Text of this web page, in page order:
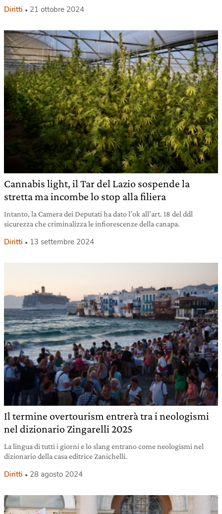
Diritti 21 ottobre 2024
Cannabis light, il Tar del Lazio sospende la
stretta ma incombe lo stop alla filiera
Intanto, la Camera dei Deputati ha dato l’ok all’art. 18 del ddl
sicurezza che criminalizza le infiorescenze della canapa.
Diritti 13 settembre 2024
Il termine overtourism entrerà tra i neologismi
nel dizionario Zingarelli 2025
La lingua di tutti i giorni e lo slang entrano come neologismi nel
dizionario della casa editrice Zanichelli.
Diritti 28 agosto 2024